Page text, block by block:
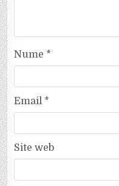
Nume *
Email *
Site web